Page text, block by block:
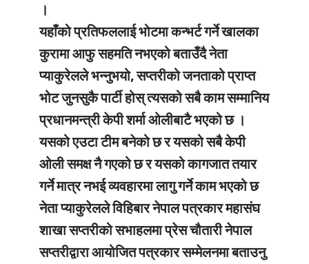
।
यहाँको प्रतिफललाई भोटमा कन्भर्ट गर्ने खालका
कुरामा आफु सहमति नभएको बताउँदै नेता
प्याकुरेलले भन्नुभयो, सप्तरीको जनताको प्राप्त
भोट जुनसुकै पार्टी होस् त्यसको सबै काम सम्मानिय
प्रधानमन्त्री केपी शर्मा ओलीबाटै भएको छ ।
यसको एउटा टीम बनेको छ र यसको सबै केपी
ओली समक्ष नै गएको छ र यसको कागजात तयार
गर्ने मात्र नभई व्यवहारमा लागु गर्ने काम भएको छ
नेता प्याकुरेलले विहिबार नेपाल पत्रकार महासंघ
शाखा सप्तरीको सभाहलमा प्रेस चौतारी नेपाल
सप्तरीद्वारा आयोजित पत्रकार सम्मेलनमा बताउनु